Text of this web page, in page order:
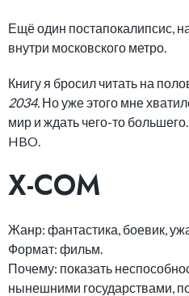
Ещё один постапокалипсис,
внутри московского метро.
Книгу я бросил читать на
2034. Но уже этого мне
мир и ждать чего-то
HBO.
X-COM
Жанр: фантастика, боевик,
Формат: фильм.
Почему: показать
нынешними государствами,